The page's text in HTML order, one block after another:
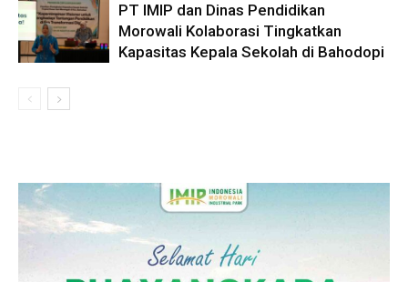
PT IMIP dan Dinas Pendidikan
Morowali Kolaborasi Tingkatkan
Kapasitas Kepala Sekolah di Bahodopi